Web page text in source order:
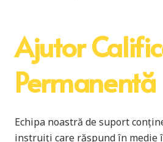
Ajutor
Permanentă
Echipa noastră de suport
instruiți care răspund în medie